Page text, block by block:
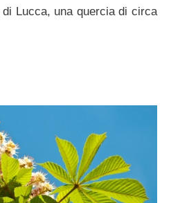
Lucca, una quercia di circa